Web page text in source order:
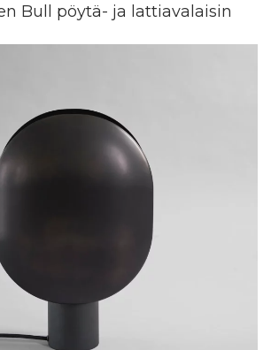
Bull pöytä- ja lattiavalaisin